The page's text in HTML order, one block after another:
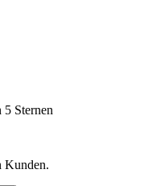
Sternen
Kunden.